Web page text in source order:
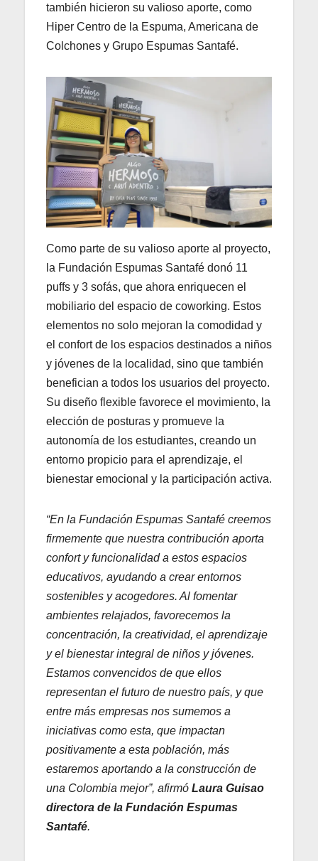
también hicieron su valioso aporte, como
Hiper Centro de la Espuma, Americana de
Colchones y Grupo Espumas Santafé.
Como parte de su valioso aporte al proyecto,
la Fundación Espumas Santafé donó 11
puffs y 3 sofás, que ahora enriquecen el
mobiliario del espacio de coworking. Estos
elementos no solo mejoran la comodidad y
el confort de los espacios destinados a niños
y jóvenes de la localidad, sino que también
benefician a todos los usuarios del proyecto.
Su diseño flexible favorece el movimiento, la
elección de posturas y promueve la
autonomía de los estudiantes, creando un
entorno propicio para el aprendizaje, el
bienestar emocional y la participación activa.
“En la Fundación Espumas Santafé creemos
firmemente que nuestra contribución aporta
confort y funcionalidad a estos espacios
educativos, ayudando a crear entornos
sostenibles y acogedores. Al fomentar
ambientes relajados, favorecemos la
concentración, la creatividad, el aprendizaje
y el bienestar integral de niños y jóvenes.
Estamos convencidos de que ellos
representan el futuro de nuestro país, y que
entre más empresas nos sumemos a
iniciativas como esta, que impactan
positivamente a esta población, más
estaremos aportando a la construcción de
una Colombia mejor”, afirmó Laura Guisao
directora de la Fundación Espumas
Santafé.